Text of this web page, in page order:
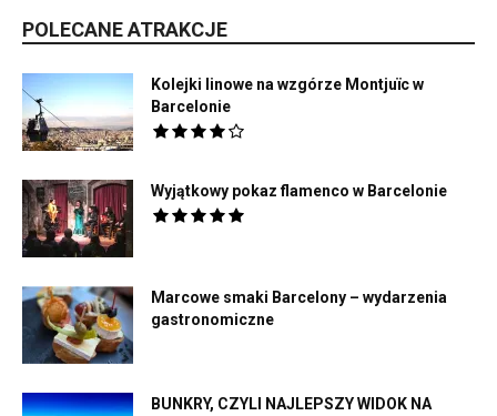
POLECANE ATRAKCJE
Kolejki linowe na wzgórze Montjuïc w
Barcelonie
Wyjątkowy pokaz flamenco w Barcelonie
Marcowe smaki Barcelony – wydarzenia
gastronomiczne
BUNKRY, CZYLI NAJLEPSZY WIDOK NA